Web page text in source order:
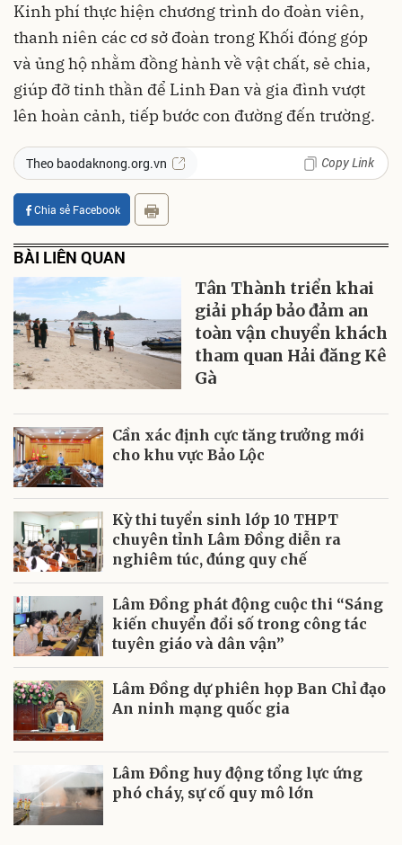
Kinh phí thực hiện chương trình do đoàn viên,
thanh niên các cơ sở đoàn trong Khối đóng góp
và ủng hộ nhằm đồng hành về vật chất, sẻ chia,
giúp đỡ tinh thần để Linh Đan và gia đình vượt
lên hoàn cảnh, tiếp bước con đường đến trường.
Theo baodaknong.org.vn Copy Link
Chia sẻ Facebook
BÀI LIÊN QUAN
Tân Thành triển khai
giải pháp bảo đảm an
toàn vận chuyển khách
tham quan Hải đăng Kê
Gà
Cần xác định cực tăng trưởng mới
cho khu vực Bảo Lộc
Kỳ thi tuyển sinh lớp 10 THPT
chuyên tỉnh Lâm Đồng diễn ra
nghiêm túc, đúng quy chế
Lâm Đồng phát động cuộc thi “Sáng
kiến chuyển đổi số trong công tác
tuyên giáo và dân vận”
Lâm Đồng dự phiên họp Ban Chỉ đạo
An ninh mạng quốc gia
Lâm Đồng huy động tổng lực ứng
phó cháy, sự cố quy mô lớn